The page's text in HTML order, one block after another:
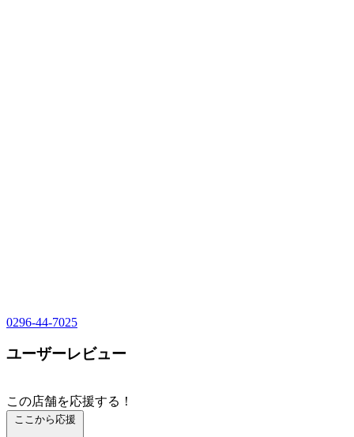
0296-44-7025
ユーザーレビュー
この店舗を応援する！
ここから応援